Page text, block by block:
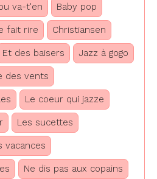
va-t'en Baby pop
fait rire Christiansen
Et des baisers Jazz à gogo
des vents
Le coeur qui jazze
Les sucettes
vacances
Ne dis pas aux copains